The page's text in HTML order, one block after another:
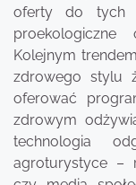
oferty do tych
Kolejnym
zdrowego stylu
oferować
zdrowym
technologia
agroturystyce –